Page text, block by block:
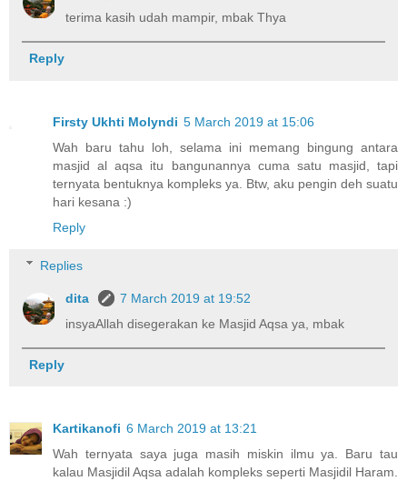
terima kasih udah mampir, mbak Thya
Reply
Firsty Ukhti Molyndi 5 March 2019 at 15:06
Wah baru tahu loh, selama ini memang bingung antara
masjid al aqsa itu bangunannya cuma satu masjid, tapi
ternyata bentuknya kompleks ya. Btw, aku pengin deh suatu
hari kesana :)
Reply
Replies
dita
7 March 2019 at 19:52
insyaAllah disegerakan ke Masjid Aqsa ya, mbak
Reply
Kartikanofi 6 March 2019 at 13:21
Wah ternyata saya juga masih miskin ilmu ya. Baru tau
kalau Masjidil Aqsa adalah kompleks seperti Masjidil Haram.